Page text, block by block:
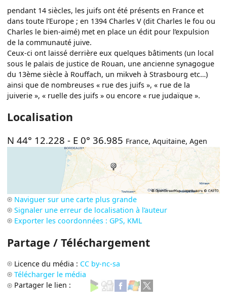
pendant 14 siècles, les juifs ont été présents en France et
dans toute l’Europe ; en 1394 Charles V (dit Charles le fou ou
Charles le bien-aimé) met en place un édit pour l’expulsion
de la communauté juive.
Ceux-ci ont laissé derrière eux quelques bâtiments (un local
sous le palais de justice de Rouan, une ancienne synagogue
du 13ème siècle à Rouffach, un mikveh à Strasbourg etc…)
ainsi que de nombreuses « rue des juifs », « rue de la
juiverie », « ruelle des juifs » ou encore « rue judaïque ».
Localisation
N 44° 12.228 - E 0° 36.985 France,Aquitaine,Agen
Naviguer sur une carte plus grande
Signaler une erreur de localisation à l’auteur
Exporter les coordonnées : GPS, KML
Partage / Téléchargement
Licence du média : CC by-nc-sa
Télécharger le média
Partager le lien :